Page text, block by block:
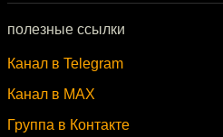
полезные ссылки
Канал в Telegram
Канал в MAX
Группа в Контакте